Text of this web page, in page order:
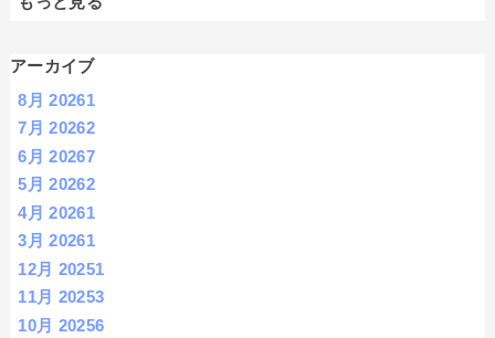
アーカイブ
8月 20261
7月 20262
6月 20267
5月 20262
4月 20261
3月 20261
12月 20251
11月 20253
10月 20256